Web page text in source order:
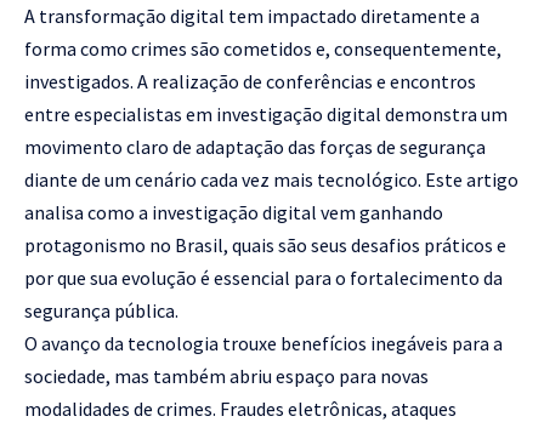
A transformação digital tem impactado diretamente a
forma como crimes são cometidos e, consequentemente,
investigados. A realização de conferências e encontros
entre especialistas em investigação digital demonstra um
movimento claro de adaptação das forças de segurança
diante de um cenário cada vez mais tecnológico. Este artigo
analisa como a investigação digital vem ganhando
protagonismo no Brasil, quais são seus desafios práticos e
por que sua evolução é essencial para o fortalecimento da
segurança pública.
O avanço da tecnologia trouxe benefícios inegáveis para a
sociedade, mas também abriu espaço para novas
modalidades de crimes. Fraudes eletrônicas, ataques